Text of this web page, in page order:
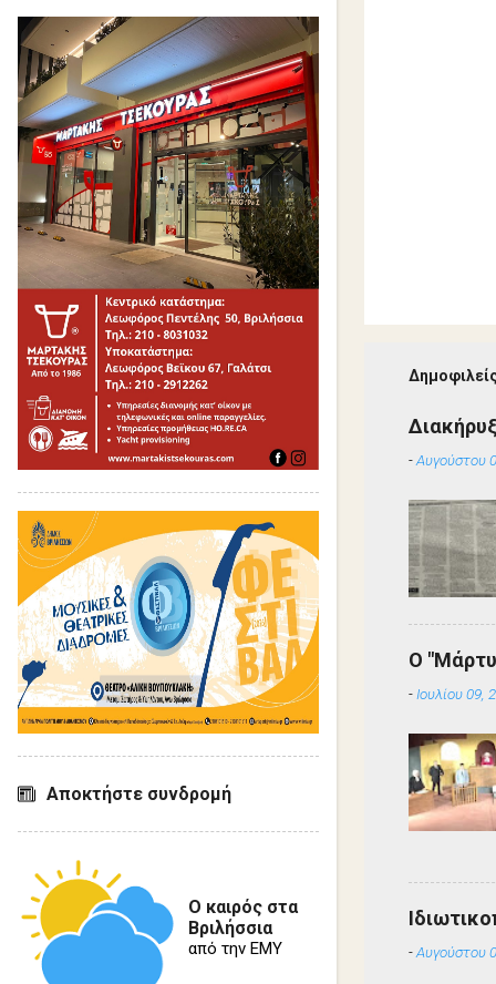
-Αυγούστου
Ο
- Ιουλίου 09,
-Αυγούστου
Αποκτήστε συνδρομή
Ο καιρός στα
Βριλήσσια
από την ΕΜΥ